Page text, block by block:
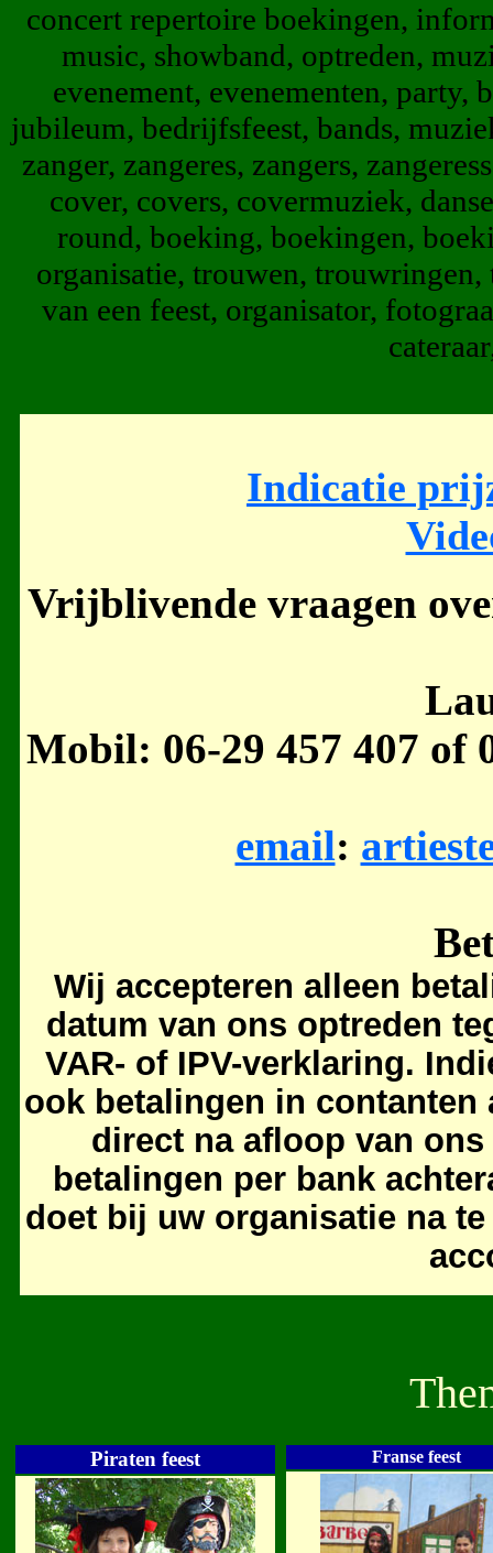
concert repertoire boekingen,
music, showband, optreden,
evenement, evenementen,
jubileum, bedrijfsfeest, bands,
zanger, zangeres, zangers,
cover, covers, covermuziek,
round, boeking, boekingen,
organisatie, trouwen,
van een feest, organisator,
Indicatie
Vrijblivende vraagen
Mobil: 06-29 457 407 of
email:
Wij accepteren alleen
datum van ons optreden
VAR- of IPV-verklaring.
ook betalingen in contanten
direct na afloop van
betalingen per bank
doet bij uw organisatie na
Piraten feest Franse feest